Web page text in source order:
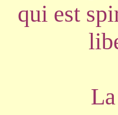
qui est